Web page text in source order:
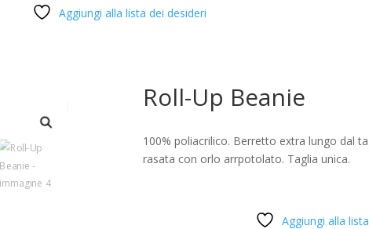
Aggiungi alla lista dei desideri
Roll-Up Beanie
100% poliacrilico. Berretto extra lungo dal
rasata con orlo arrpotolato. Taglia unica.
Aggiungi alla